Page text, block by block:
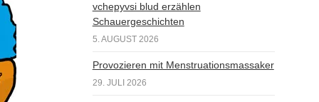
vchepyvsi blud erzählen
Schauergeschichten
5. AUGUST 2026
Provozieren mit Menstruationsmassaker
29. JULI 2026